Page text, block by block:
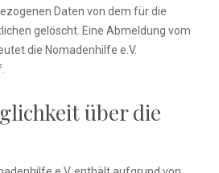
Daten von dem für die
gelöscht. Eine Abmeldung vom
die Nomadenhilfe e.V.
über die